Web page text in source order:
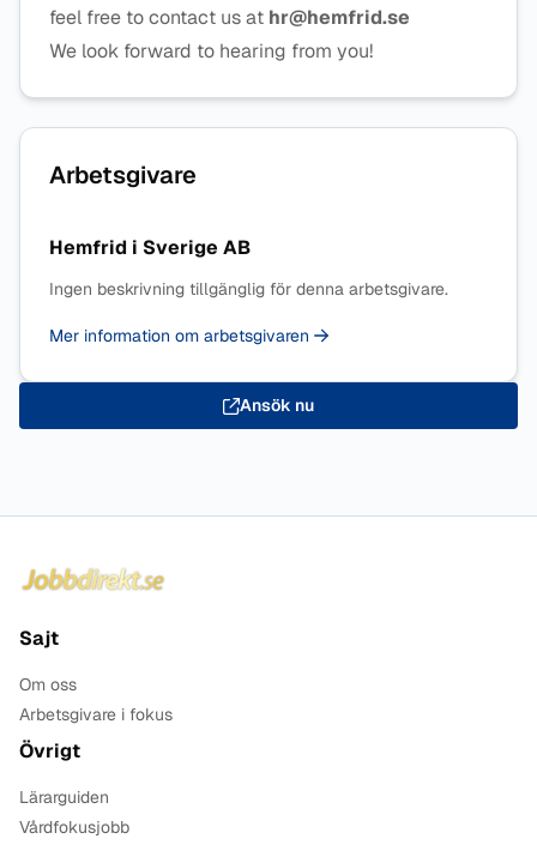
feel free to contact us at hr@hemfrid.se
We look forward to hearing from you!
Arbetsgivare
Hemfrid i Sverige AB
Ingen beskrivning tillgänglig för denna arbetsgivare.
Mer information om arbetsgivaren
Ansök nu
Sajt
Om oss
Arbetsgivare i fokus
Övrigt
Lärarguiden
Vårdfokusjobb